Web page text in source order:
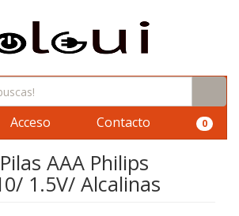
Acceso Contacto 0
AAA Philips
1.5V/ Alcalinas